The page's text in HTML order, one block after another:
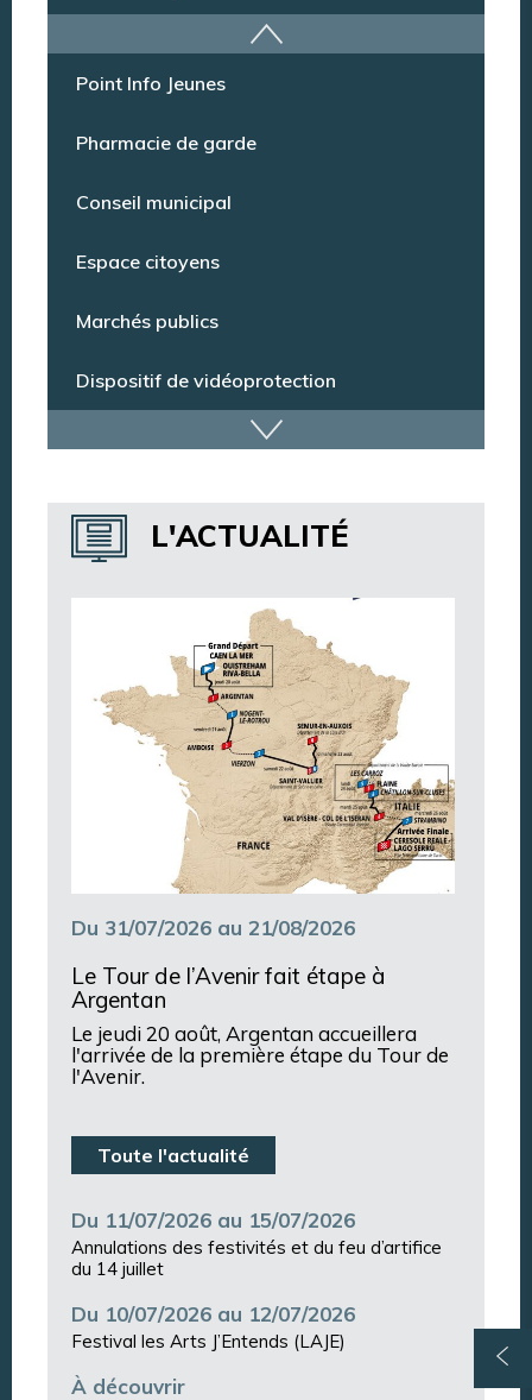
Offres d’emploi
Point Info Jeunes
Pharmacie de garde
Conseil municipal
Espace citoyens
Marchés publics
Dispositif de vidéoprotection
Annuaire des associations
Argentan Aujourd’hui
L'ACTUALITÉ
Du 31/07/2026 au 21/08/2026
Le Tour de l’Avenir fait étape à
Argentan
Le jeudi 20 août, Argentan accueillera
l'arrivée de la première étape du Tour de
l'Avenir.
Toute l'actualité
Du 11/07/2026 au 15/07/2026
Annulations des festivités et du feu d’artifice
du 14 juillet
Du 10/07/2026 au 12/07/2026
Festival les Arts J’Entends (LAJE)
À découvrir